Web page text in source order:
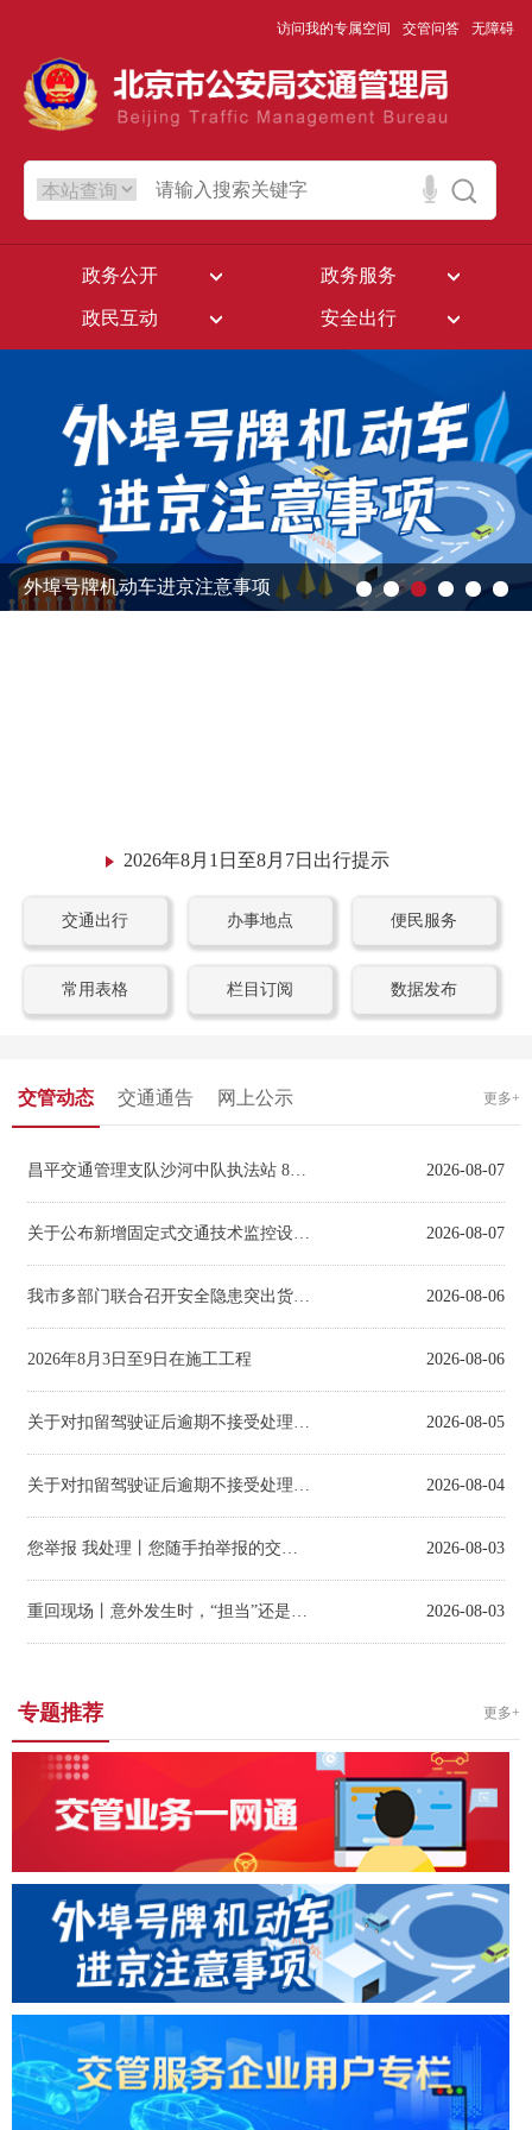
访问我的专属空间 交管问答 无障碍
政务公开 政务服务
政民互动 安全出行
外埠号牌机动车进京注意事项
2026年8月1日至8月7日出行提示
交通出行 办事地点 便民服务
常用表格 栏目订阅 数据发布
交管动态 交通通告 网上公示 更多+
昌平交通管理支队沙河中队执法站 8月10日至8月31日暂停对外办公 2026-08-07
关于公布新增固定式交通技术监控设备的公告（2026年7月） 2026-08-07
我市多部门联合召开安全隐患突出货运企业通报约谈会 2026-08-06
2026年8月3日至9日在施工工程 2026-08-06
机动车驾驶人拟作出处罚决定
2026-08-05
机动车驾驶人拟作出处罚决定
2026-08-04
您举报 我处理丨您随手拍举报的交通违法已查处 2026-08-03
2026-08-03
专题推荐 更多+